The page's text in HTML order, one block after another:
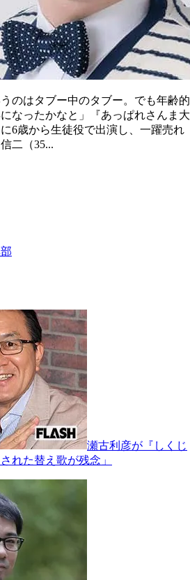
のはタブー中のタブー。でも年齢的
なったかなと」『あっぱれさんま大
6歳から生徒役で出演し、一躍売れ
二（35...
瀬古利彦が『しくじ
れた替え歌が残念」